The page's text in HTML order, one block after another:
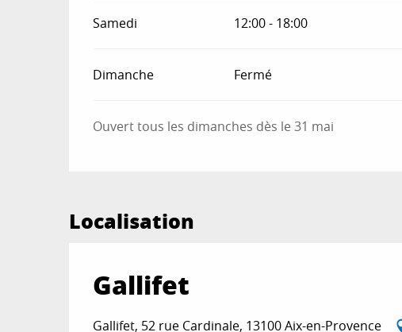
Samedi 12:00 - 18:00
Dimanche Fermé
Ouvert tous les dimanches dès le 31 mai
Localisation
Gallifet
Gallifet, 52 rue Cardinale, 13100 Aix-en-Provence